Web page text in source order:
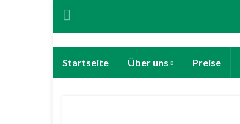
Startseite Über uns Preise